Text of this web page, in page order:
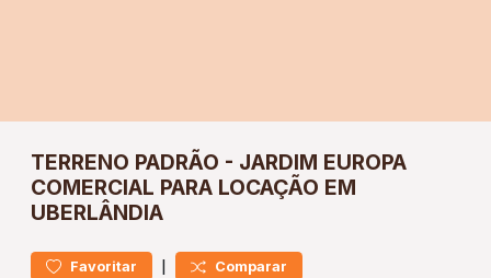
TERRENO PADRÃO - JARDIM EUROPA
COMERCIAL PARA LOCAÇÃO EM
UBERLÂNDIA
Favoritar | Comparar